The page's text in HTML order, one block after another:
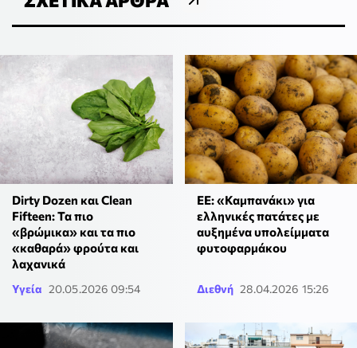
Dirty Dozen και Clean
Fifteen: Τα πιο
«βρώμικα» και τα πιο
«καθαρά» φρούτα και
λαχανικά
Υγεία 20.05.2026 09:54
ΕΕ: «Καμπανάκι» για
ελληνικές πατάτες με
αυξημένα υπολείμματα
φυτοφαρμάκου
Διεθνή 28.04.2026 15:26